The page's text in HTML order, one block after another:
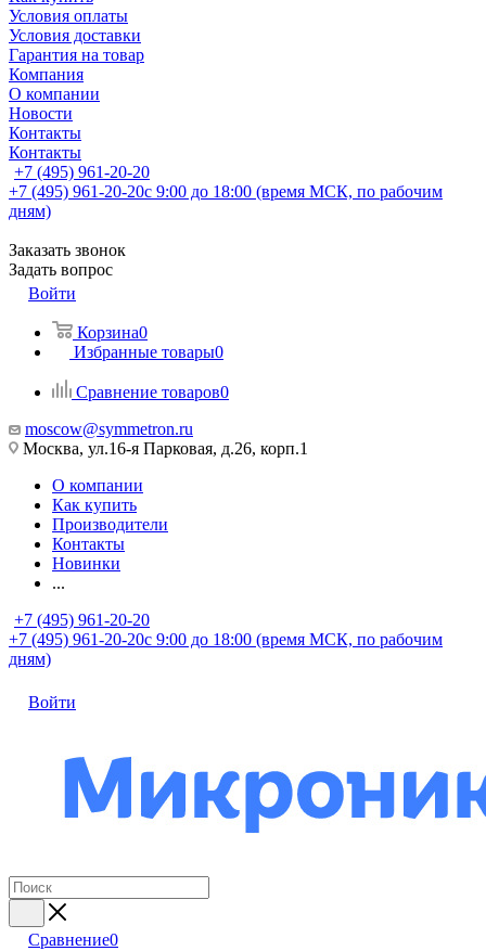
Условия оплаты
Условия доставки
Гарантия на товар
Компания
О компании
Новости
Контакты
Контакты
+7 (495) 961-20-20
+7 (495) 961-20-20с 9:00 до 18:00 (время МСК, по рабочим
дням)
Заказать звонок
Задать вопрос
Войти
Корзина0
Избранные товары0
Сравнение товаров0
moscow@symmetron.ru
Москва, ул.16-я Парковая, д.26, корп.1
О компании
Как купить
Производители
Контакты
Новинки
...
+7 (495) 961-20-20
+7 (495) 961-20-20с 9:00 до 18:00 (время МСК, по рабочим
дням)
Войти
Сравнение0